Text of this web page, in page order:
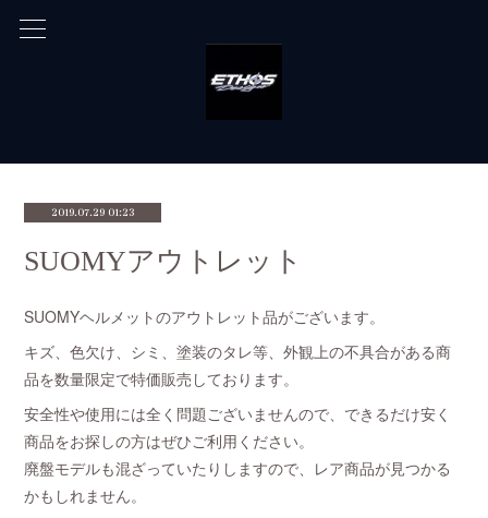
2019.07.29 01:23
SUOMYアウトレット
SUOMYヘルメットのアウトレット品がございます。
キズ、色欠け、シミ、塗装のタレ等、外観上の不具合がある商
品を数量限定で特価販売しております。
安全性や使用には全く問題ございませんので、できるだけ安く
商品をお探しの方はぜひご利用ください。
廃盤モデルも混ざっていたりしますので、レア商品が見つかる
かもしれません。